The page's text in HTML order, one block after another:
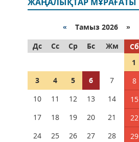
« Тамыз 2026 »
Дс
Сс Ср Бс Жм Сб
1
3
4 5 6 7 8
10
11 12 13 14 15
17
18 19 20 21 22
24
25 26 27 28 29